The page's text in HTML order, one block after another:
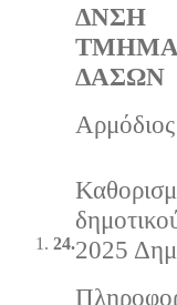
ΔΝΣΗ
ΤΜΗΜΑ
ΔΑΣΩΝ
24.2025